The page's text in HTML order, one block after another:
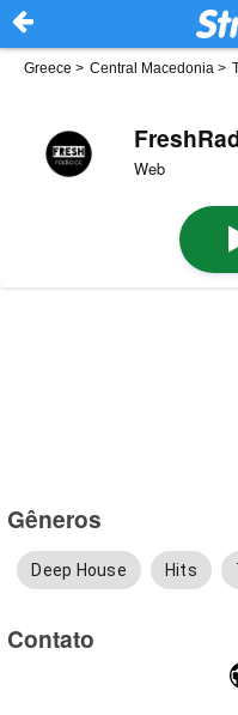
Greece > Central Macedonia >
Web
Gêneros
Deep House Hits
Contato